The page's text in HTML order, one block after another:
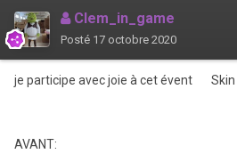
Clem_in_game
Posté 17 octobre 2020
je participe avec joie à cet évent
AVANT: